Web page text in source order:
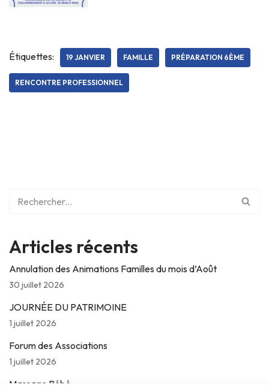
Étiquettes: 19 JANVIER FAMILLE PRÉPARATION 6ÈME
RENCONTRE PROFESSIONNEL
Articles récents
Annulation des Animations Familles du mois d’Août
30 juillet 2026
JOURNÉE DU PATRIMOINE
1 juillet 2026
Forum des Associations
1 juillet 2026